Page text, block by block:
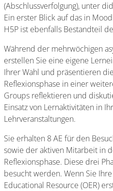
(Abschlussverfolgung), unter
Ein erster Blick auf das in
H5P ist ebenfalls Bestandteil
Während der mehrwöchigen
erstellen Sie eine eigene
Ihrer Wahl und präsentieren
Reflexionsphase in einer
Groups reflektieren und
Einsatz von Lernaktivitäten in
Lehrveranstaltungen.
Sie erhalten 8 AE für den
sowie der aktiven Mitarbeit in
Reflexionsphase. Diese drei
besucht werden. Wenn Sie
Educational Resource (OER)